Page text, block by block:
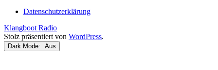
Datenschutzerklärung
Klangboot Radio
Stolz präsentiert von WordPress.
Dark Mode: